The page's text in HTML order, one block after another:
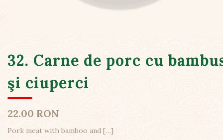
32. Carne de porc cu
şi ciuperci
22.00 RON
Pork meat with bamboo and […]